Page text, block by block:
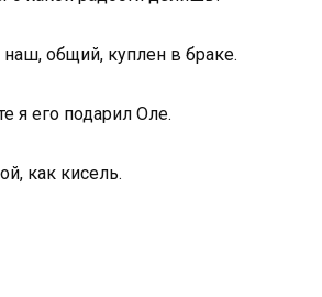
общий, куплен в браке.
я его подарил Оле.
как кисель.